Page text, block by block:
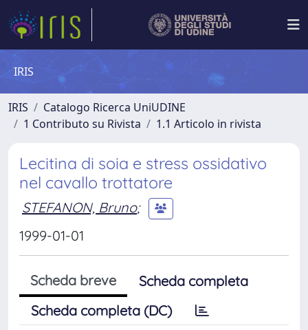
IRIS
IRIS
Catalogo Ricerca UniUDINE
1 Contributo su Rivista
1.1 Articolo in rivista
Lecitina di soia e stress ossidativo
nel cavallo trottatore
STEFANON, Bruno;
1999-01-01
Scheda breve
Scheda completa
Scheda completa (DC)